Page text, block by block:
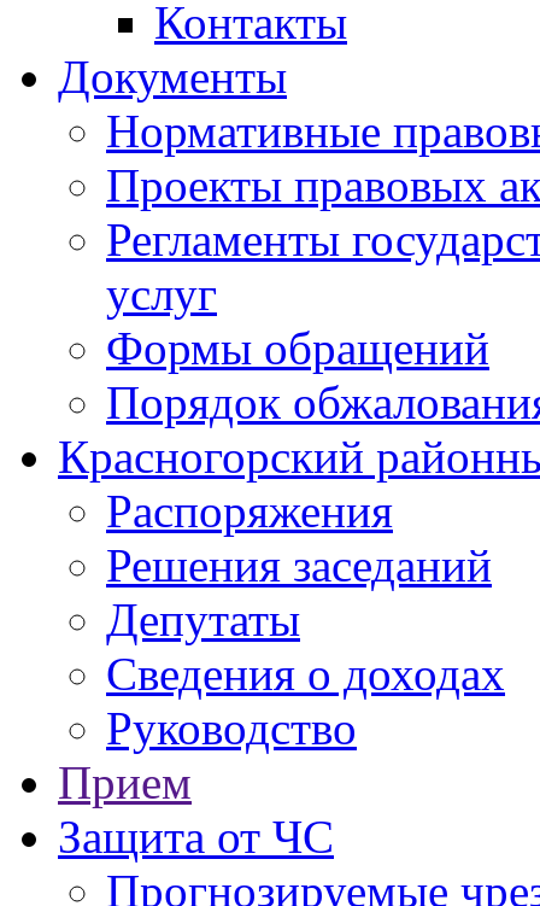
Контакты
Документы
Нормативные
Проекты правовых
Регламенты
услуг
Формы обращений
Порядок
Красногорский
Распоряжения
Решения заседаний
Депутаты
Сведения о доходах
Руководство
Прием
Защита от ЧС
Прогнозируемые